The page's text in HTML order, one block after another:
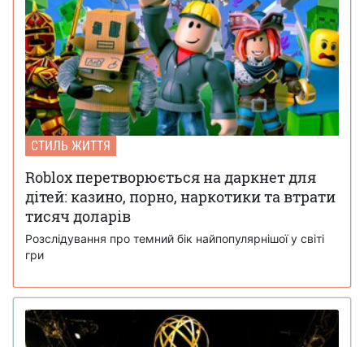
СТИЛЬ ЖИТТЯ
Roblox перетворюється на даркнет для
дітей: казино, порно, наркотики та втрати
тисяч доларів
Розслідування про темний бік найпопулярнішої у світі
гри